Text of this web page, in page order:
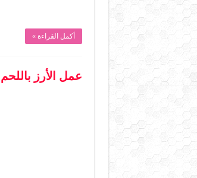
أكمل القراءة »
عمل الأرز باللحم